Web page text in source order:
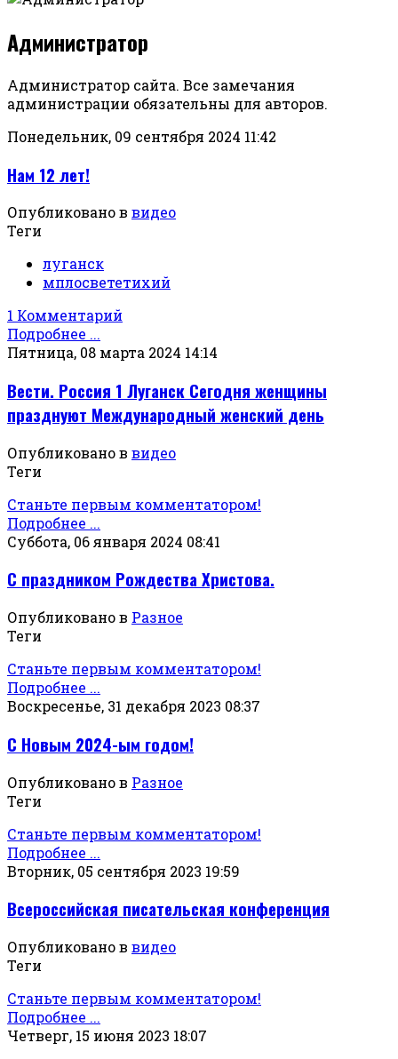
Администратор
Администратор сайта. Все замечания
администрации обязательны для авторов.
Понедельник, 09 сентября 2024 11:42
Нам 12 лет!
Опубликовано в видео
Теги
луганск
мплосвететихий
1 Комментарий
Подробнее ...
Пятница, 08 марта 2024 14:14
Вести. Россия 1 Луганск Сегодня женщины
празднуют Международный женский день
Опубликовано в видео
Теги
Станьте первым комментатором!
Подробнее ...
Суббота, 06 января 2024 08:41
С праздником Рождества Христова.
Опубликовано в Разное
Теги
Станьте первым комментатором!
Подробнее ...
Воскресенье, 31 декабря 2023 08:37
С Новым 2024-ым годом!
Опубликовано в Разное
Теги
Станьте первым комментатором!
Подробнее ...
Вторник, 05 сентября 2023 19:59
Всероссийская писательская конференция
Опубликовано в видео
Теги
Станьте первым комментатором!
Подробнее ...
Четверг, 15 июня 2023 18:07